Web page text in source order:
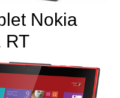
Nokia
RT